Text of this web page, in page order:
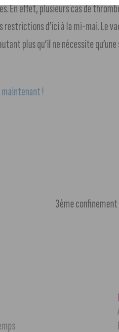
En effet, plusieurs cas de
restrictions d’ici à la mi-mai. Le
plus qu’il ne nécessite qu’une
maintenant !